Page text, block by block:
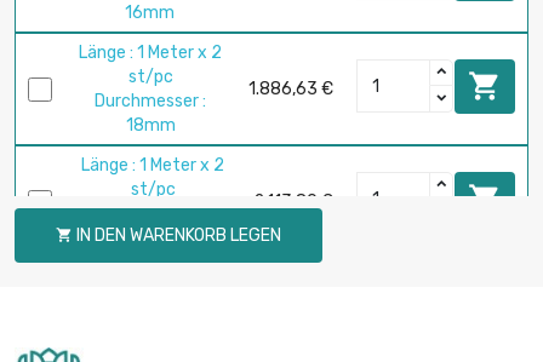
16mm
Länge : 1 Meter x 2
st/pc
Durchmesser :
18mm
1.886,63 € 
Länge : 1 Meter x 2
st/pc
Durchmesser :
22mm
2.113,80 € 
 IN DEN WARENKORB LEGEN